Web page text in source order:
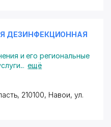
ДЕЗИНФЕКЦИОННАЯ
и его региональные
... ещё
210100, Навои, ул.